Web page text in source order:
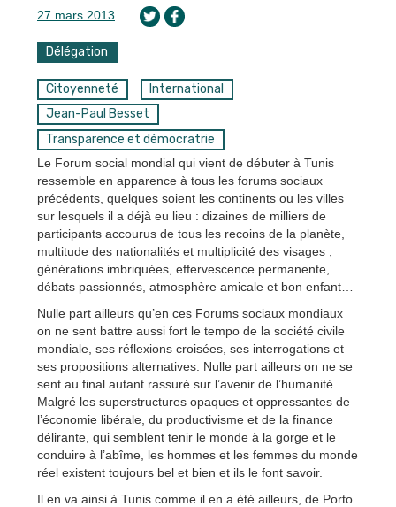
27 mars 2013
Délégation
Citoyenneté
International
Jean-Paul Besset
Transparence et démocratrie
Le Forum social mondial qui vient de débuter à Tunis
ressemble en apparence à tous les forums sociaux
précédents, quelques soient les continents ou les villes
sur lesquels il a déjà eu lieu : dizaines de milliers de
participants accourus de tous les recoins de la planète,
multitude des nationalités et multiplicité des visages ,
générations imbriquées, effervescence permanente,
débats passionnés, atmosphère amicale et bon enfant…
Nulle part ailleurs qu’en ces Forums sociaux mondiaux
on ne sent battre aussi fort le tempo de la société civile
mondiale, ses réflexions croisées, ses interrogations et
ses propositions alternatives. Nulle part ailleurs on ne se
sent au final autant rassuré sur l’avenir de l’humanité.
Malgré les superstructures opaques et oppressantes de
l’économie libérale, du productivisme et de la finance
délirante, qui semblent tenir le monde à la gorge et le
conduire à l’abîme, les hommes et les femmes du monde
réel existent toujours bel et bien et ils le font savoir.
Il en va ainsi à Tunis comme il en a été ailleurs, de Porto